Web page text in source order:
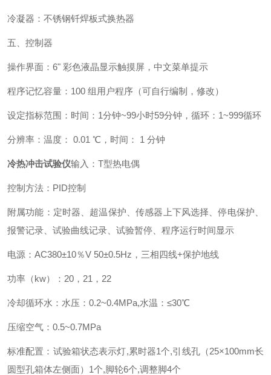
冷凝器：不锈钢钎焊板式换热器
五、控制器
操作界面：6" 彩色液晶显示触摸屏，中文菜单提示
程序记忆容量：100 组用户程序（可自行编制，修改）
设定指标范围：时间：1分钟~99小时59分钟，循环：1~999循环
分辨率：温度： 0.01 ℃，时间： 1 分钟
冷热冲击试验仪输入：T型热电偶
控制方法：PID控制
附属功能：定时器、超温保护、传感器上下风选择、停电保护、
报警记录、试验曲线记录、试验暂停、程序运行时间显示
电源：AC380±10％V 50±0.5Hz，三相四线+保护地线
功率（kw）：20，21，22
冷却循环水：水压：0.2~0.4MPa,水温：≤30℃
压缩空气：0.5~0.7MPa
标准配置：试验箱状态表示灯,累时器1个,引线孔（25×100mm长
圆型孔箱体左侧面）1个,脚轮6个,调整脚4个